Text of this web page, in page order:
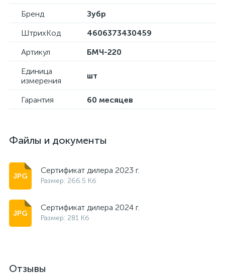
Бренд
Зубр
ШтрихКод
4606373430459
Артикул
БМЧ-220
Единица
измерения
шт
Гарантия 60 месяцев
Файлы и документы
Сертификат дилера 2023 г.
Размер: 266.5 Кб
Сертификат дилера 2024 г.
Размер: 281 Кб
Отзывы